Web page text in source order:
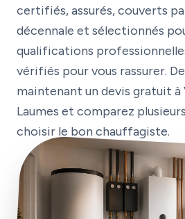
certifiés, assurés, couverts
décennale et sélectionnés
qualifications
vérifiés pour vous rassurer.
maintenant un devis gratuit à
Laumes et comparez
choisir le bon chauffagiste.